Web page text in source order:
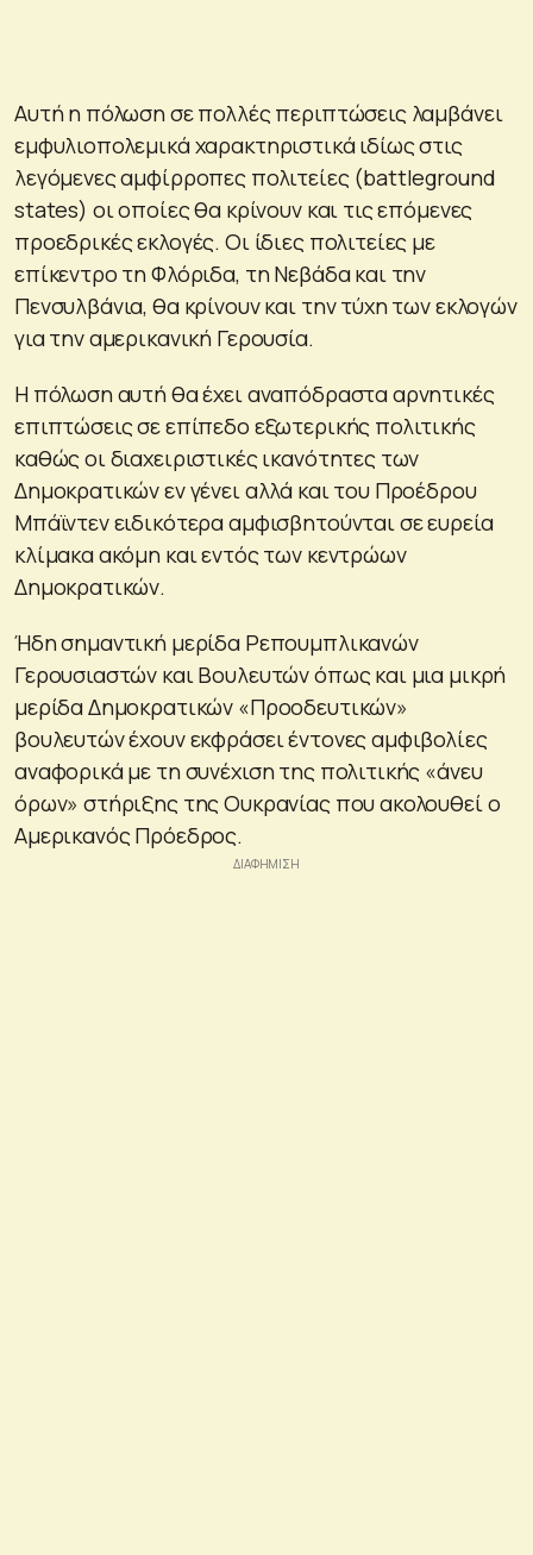
Αυτή η πόλωση σε πολλές περιπτώσεις λαμβάνει
εμφυλιοπολεμικά χαρακτηριστικά ιδίως στις
λεγόμενες αμφίρροπες πολιτείες (battleground
states) οι οποίες θα κρίνουν και τις επόμενες
προεδρικές εκλογές. Οι ίδιες πολιτείες με
επίκεντρο τη Φλόριδα, τη Νεβάδα και την
Πενσυλβάνια, θα κρίνουν και την τύχη των εκλογών
για την αμερικανική Γερουσία.
Η πόλωση αυτή θα έχει αναπόδραστα αρνητικές
επιπτώσεις σε επίπεδο εξωτερικής πολιτικής
καθώς οι διαχειριστικές ικανότητες των
Δημοκρατικών εν γένει αλλά και του Προέδρου
Μπάϊντεν ειδικότερα αμφισβητούνται σε ευρεία
κλίμακα ακόμη και εντός των κεντρώων
Δημοκρατικών.
Ήδη σημαντική μερίδα Ρεπουμπλικανών
Γερουσιαστών και Βουλευτών όπως και μια μικρή
μερίδα Δημοκρατικών «Προοδευτικών»
βουλευτών έχουν εκφράσει έντονες αμφιβολίες
αναφορικά με τη συνέχιση της πολιτικής «άνευ
όρων» στήριξης της Ουκρανίας που ακολουθεί ο
Αμερικανός Πρόεδρος.